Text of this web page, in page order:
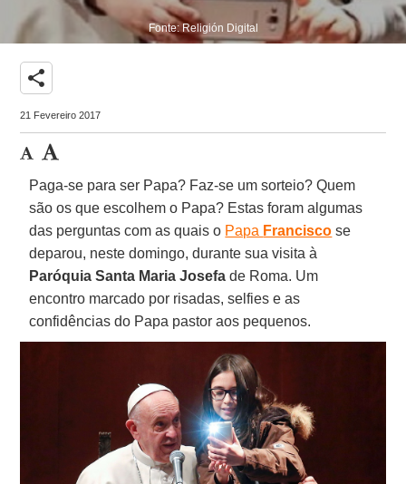
Fonte: Religión Digital
share
21 Fevereiro 2017
Paga-se para ser Papa? Faz-se um sorteio? Quem
são os que escolhem o Papa? Estas foram algumas
das perguntas com as quais o Papa Francisco se
deparou, neste domingo, durante sua visita à
Paróquia Santa Maria Josefa de Roma. Um
encontro marcado por risadas, selfies e as
confidências do Papa pastor aos pequenos.